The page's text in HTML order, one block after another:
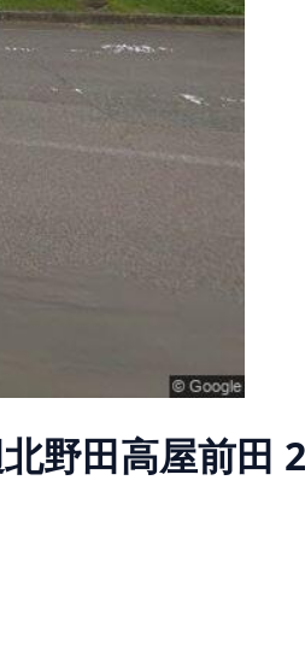
野田高屋前田